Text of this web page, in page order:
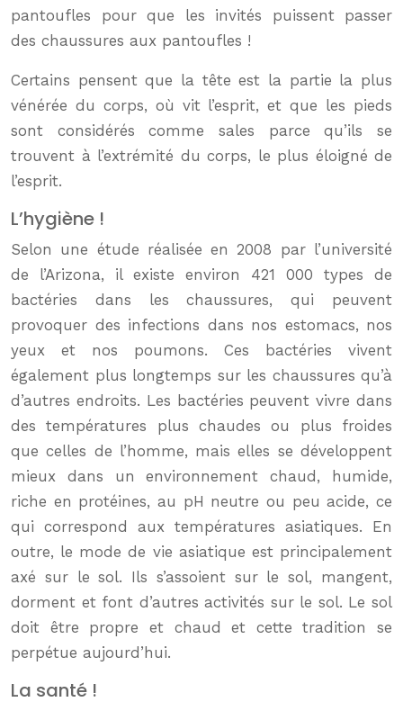
pantoufles pour que les invités puissent passer
des chaussures aux pantoufles !
Certains pensent que la tête est la partie la plus
vénérée du corps, où vit l’esprit, et que les pieds
sont considérés comme sales parce qu’ils se
trouvent à l’extrémité du corps, le plus éloigné de
l’esprit.
L’hygiène !
Selon une étude réalisée en 2008 par l’université
de l’Arizona, il existe environ 421 000 types de
bactéries dans les chaussures, qui peuvent
provoquer des infections dans nos estomacs, nos
yeux et nos poumons. Ces bactéries vivent
également plus longtemps sur les chaussures qu’à
d’autres endroits. Les bactéries peuvent vivre dans
des températures plus chaudes ou plus froides
que celles de l’homme, mais elles se développent
mieux dans un environnement chaud, humide,
riche en protéines, au pH neutre ou peu acide, ce
qui correspond aux températures asiatiques. En
outre, le mode de vie asiatique est principalement
axé sur le sol. Ils s’assoient sur le sol, mangent,
dorment et font d’autres activités sur le sol. Le sol
doit être propre et chaud et cette tradition se
perpétue aujourd’hui.
La santé !